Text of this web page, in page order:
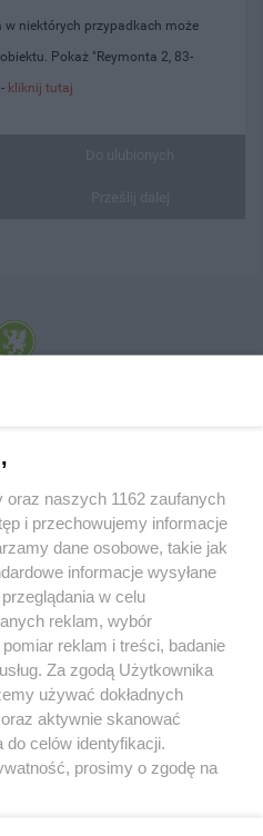
niektórych przypadkach może
Pokaż "Reymonta 2, 83-
kliknij tutaj
Internetowy Serwis Informacyjny Miasta
HOSTING
RSS FACEBOOK KONTAKT
serwisy
Muzyka i kultura
Archiwum wydarzeń
oraz naszych 1162 zaufanych
i przechowujemy informacje
dane osobowe, takie jak
informacje wysyłane
w celu
reklam, wybór
reklam i treści, badanie
Za zgodą Użytkownika
używać dokładnych
aktywnie skanować
celów identyfikacji.
prosimy o zgodę na